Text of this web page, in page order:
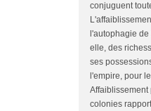
conjuguent
l'autophagie
elle, des
ses
l'empire, pour
Affaiblissement
colonies